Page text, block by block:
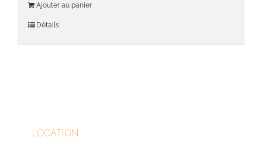
Ajouter au panier
Détails
LOCATION